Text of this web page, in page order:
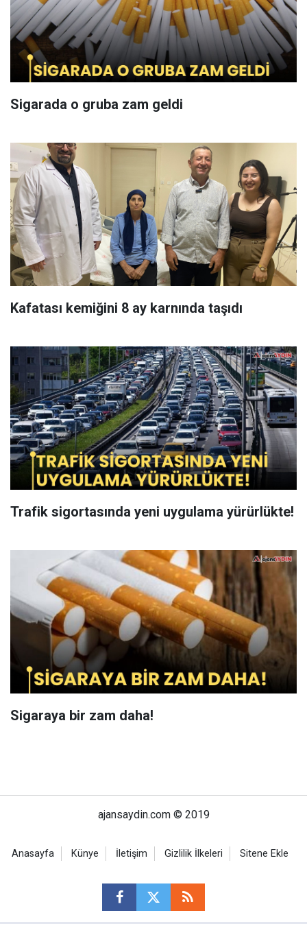
Sigarada o gruba zam geldi
Kafatası kemiğini 8 ay karnında taşıdı
Trafik sigortasında yeni uygulama yürürlükte!
Sigaraya bir zam daha!
ajansaydin.com © 2019
Anasayfa Künye İletişim Gizlilik İlkeleri Sitene Ekle